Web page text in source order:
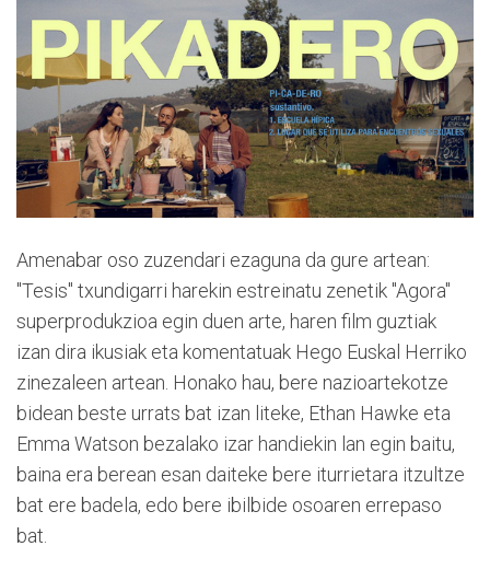
Amenabar oso zuzendari ezaguna da gure artean:
"Tesis" txundigarri harekin estreinatu zenetik "Agora"
superprodukzioa egin duen arte, haren film guztiak
izan dira ikusiak eta komentatuak Hego Euskal Herriko
zinezaleen artean. Honako hau, bere nazioartekotze
bidean beste urrats bat izan liteke, Ethan Hawke eta
Emma Watson bezalako izar handiekin lan egin baitu,
baina era berean esan daiteke bere iturrietara itzultze
bat ere badela, edo bere ibilbide osoaren errepaso
bat.